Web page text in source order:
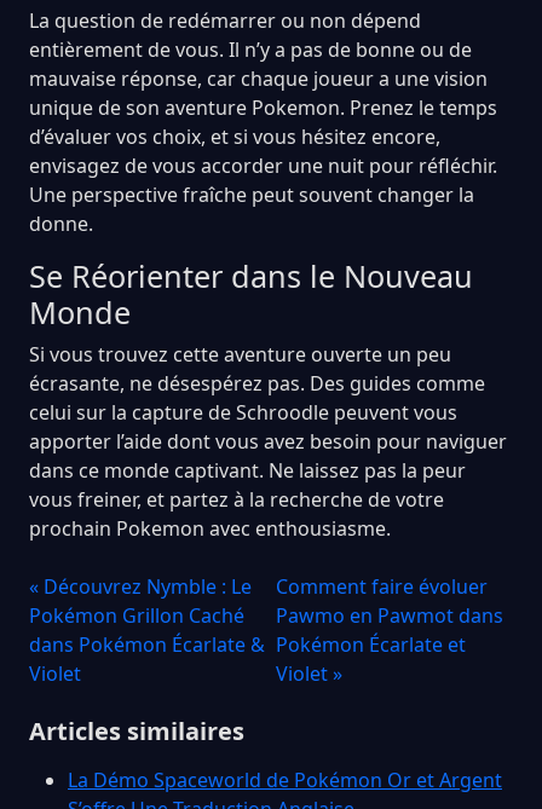
La question de redémarrer ou non dépend
entièrement de vous. Il n’y a pas de bonne ou de
mauvaise réponse, car chaque joueur a une vision
unique de son aventure Pokemon. Prenez le temps
d’évaluer vos choix, et si vous hésitez encore,
envisagez de vous accorder une nuit pour réfléchir.
Une perspective fraîche peut souvent changer la
donne.
Se Réorienter dans le Nouveau
Monde
Si vous trouvez cette aventure ouverte un peu
écrasante, ne désespérez pas. Des guides comme
celui sur la capture de Schroodle peuvent vous
apporter l’aide dont vous avez besoin pour naviguer
dans ce monde captivant. Ne laissez pas la peur
vous freiner, et partez à la recherche de votre
prochain Pokemon avec enthousiasme.
« Découvrez Nymble : Le
Pokémon Grillon Caché
dans Pokémon Écarlate &
Violet
Comment faire évoluer
Pawmo en Pawmot dans
Pokémon Écarlate et
Violet »
Articles similaires
La Démo Spaceworld de Pokémon Or et Argent